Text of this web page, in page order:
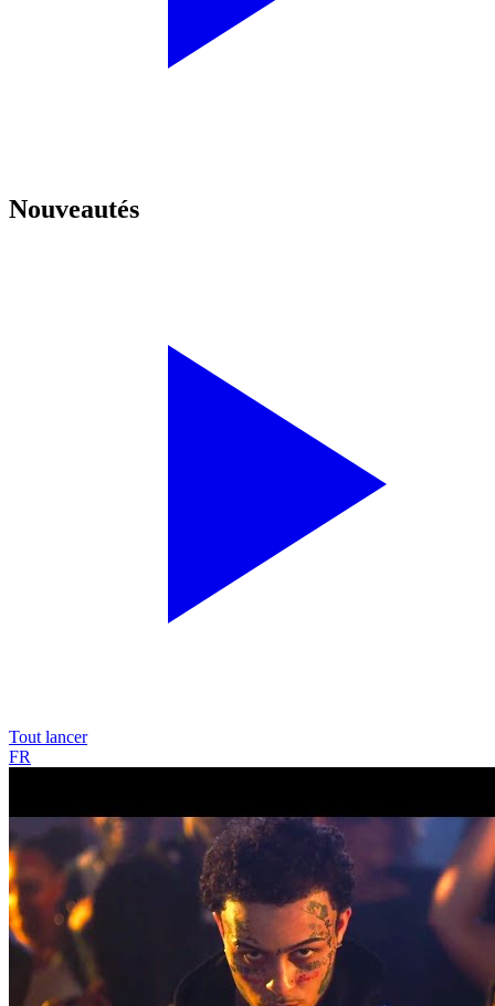
Nouveautés
Tout lancer
FR